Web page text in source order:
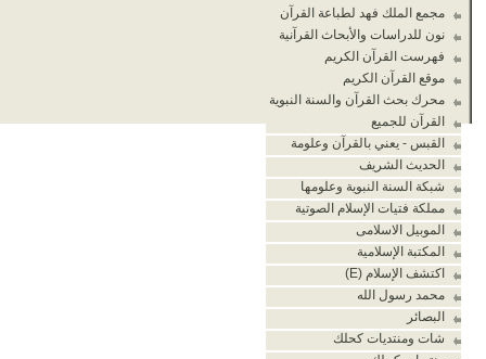
مجمع الملك فهد لطباعة القرآن
نون للدراسات والأبحاث القرآنية
فهرست القرآن الكريم
موقع القرآن الكريم
محرك بحث القرآن والسنة النبوية
القرآن للجميع
القبس - يعني بالقرآن وعلومة
الحديث الشريف
شبكة السنة النبوية وعلومها
مملكة فتيات الإسلام الصوتية
الموبيل الاسلامى
المكتبة الإسلامية
اكتشف الإسلام (E)
محمد رسول الله
البصائر
شات ومنتديات كحلك